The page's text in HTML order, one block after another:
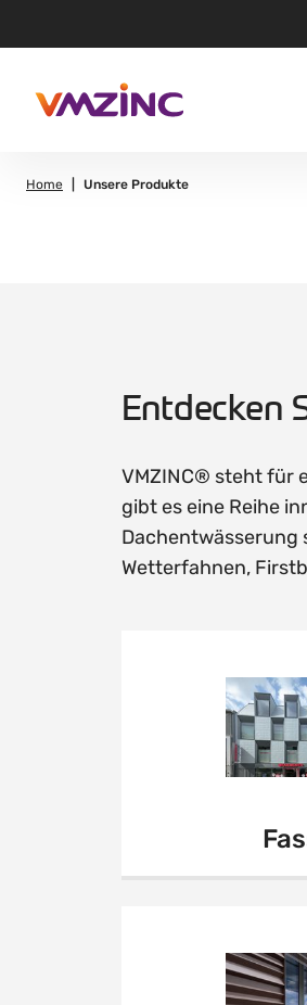
Home Unsere Produkte
Entdecken
VMZINC® steht für
gibt es eine Reihe
Dachentwässerung
Wetterfahnen,